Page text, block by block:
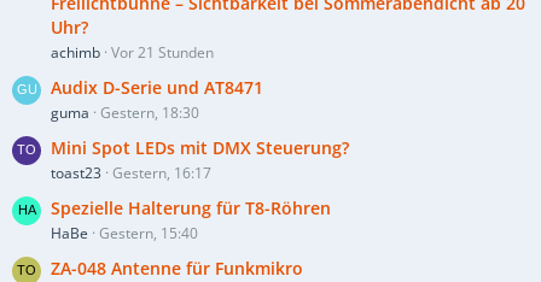
Uhr?
achimb Vor 21 Stunden
Audix D-Serie und AT8471
guma Gestern, 18:30
Mini Spot LEDs mit DMX Steuerung?
toast23 Gestern, 16:17
Spezielle Halterung für T8-Röhren
HaBe Gestern, 15:40
ZA-048 Antenne für Funkmikro